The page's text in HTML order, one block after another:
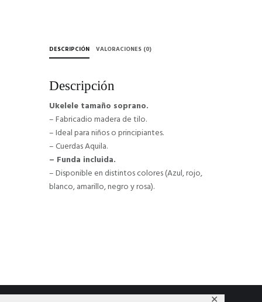
✕
DESCRIPCIÓN VALORACIONES (0)
Descripción
Ukelele tamaño soprano.
– Fabricadio madera de tilo.
– Ideal para niños o principiantes.
– Cuerdas Aquila.
– Funda incluida.
– Disponible en distintos colores (Azul, rojo,
blanco, amarillo, negro y rosa).